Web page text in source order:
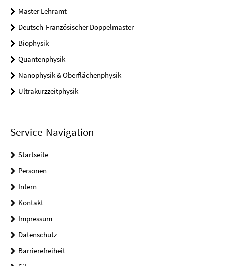
Master Lehramt
Deutsch-Französischer Doppelmaster
Biophysik
Quantenphysik
Nanophysik & Oberflächenphysik
Ultrakurzzeitphysik
Service-Navigation
Startseite
Personen
Intern
Kontakt
Impressum
Datenschutz
Barrierefreiheit